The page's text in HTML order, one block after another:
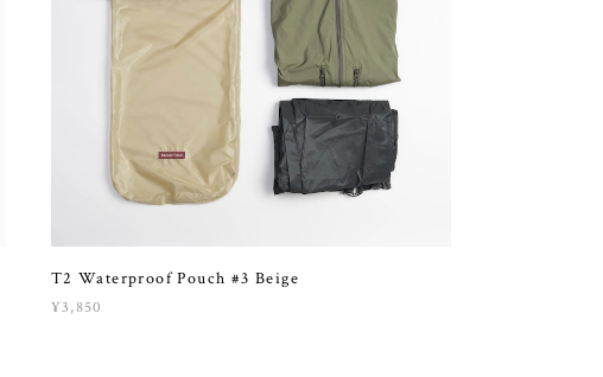
T2 Waterproof Pouch #3 Beige
¥3,850